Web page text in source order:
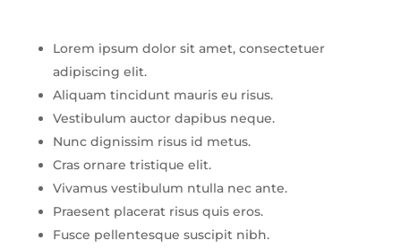
Lorem ipsum dolor sit amet, consectetuer
adipiscing elit.
Aliquam tincidunt mauris eu risus.
Vestibulum auctor dapibus neque.
Nunc dignissim risus id metus.
Cras ornare tristique elit.
Vivamus vestibulum ntulla nec ante.
Praesent placerat risus quis eros.
Fusce pellentesque suscipit nibh.